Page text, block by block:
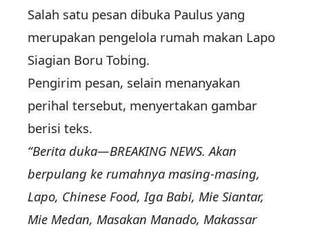
Salah satu pesan dibuka Paulus yang
merupakan pengelola rumah makan Lapo
Siagian Boru Tobing.
Pengirim pesan, selain menanyakan
perihal tersebut, menyertakan gambar
berisi teks.
“Berita duka—BREAKING NEWS. Akan
berpulang ke rumahnya masing-masing,
Lapo, Chinese Food, Iga Babi, Mie Siantar,
Mie Medan, Masakan Manado, Makassar